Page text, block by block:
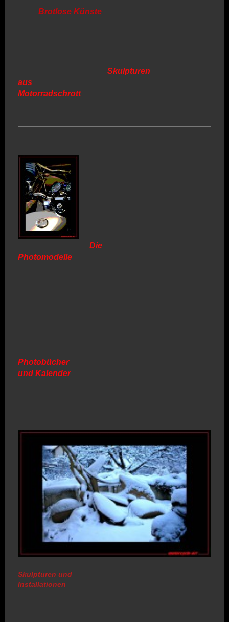
Brotlose Künste
Skulpturen
aus
Motorradschrott
Die
Photomodelle
Photobücher
und Kalender
Skulpturen und
Installationen